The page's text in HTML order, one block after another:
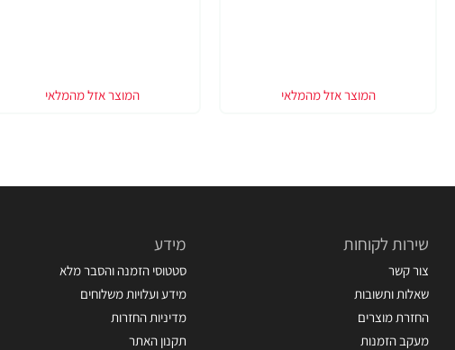
שירות לקוחות
צור קשר
שאלות ותשובות
החזרת מוצרים
מעקב הזמנות
מידע
סטטוסי הזמנה והסבר מלא
מידע ועלויות משלוחים
מדיניות החזרות
תקנון האתר